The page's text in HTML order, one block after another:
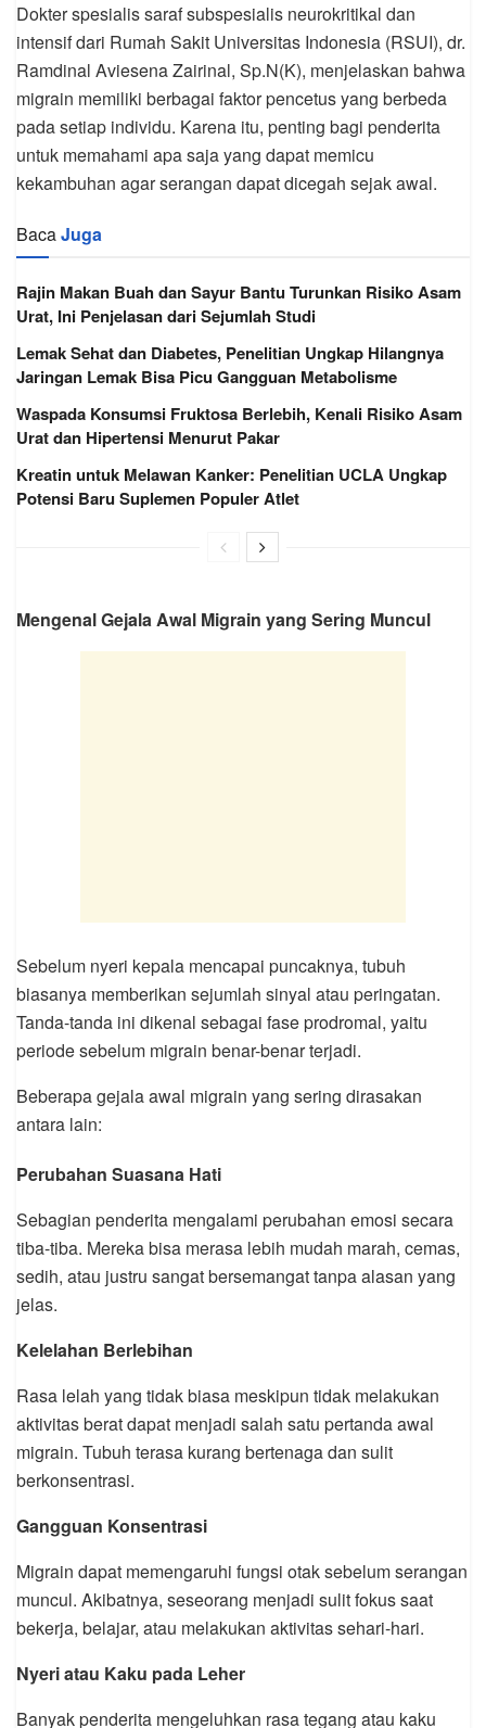
Dokter spesialis saraf subspesialis neurokritikal dan
intensif dari Rumah Sakit Universitas Indonesia (RSUI), dr.
Ramdinal Aviesena Zairinal, Sp.N(K), menjelaskan bahwa
migrain memiliki berbagai faktor pencetus yang berbeda
pada setiap individu. Karena itu, penting bagi penderita
untuk memahami apa saja yang dapat memicu
kekambuhan agar serangan dapat dicegah sejak awal.
BacaJuga
Rajin Makan Buah dan Sayur Bantu Turunkan Risiko Asam
Urat, Ini Penjelasan dari Sejumlah Studi
Lemak Sehat dan Diabetes, Penelitian Ungkap Hilangnya
Jaringan Lemak Bisa Picu Gangguan Metabolisme
Waspada Konsumsi Fruktosa Berlebih, Kenali Risiko Asam
Urat dan Hipertensi Menurut Pakar
Kreatin untuk Melawan Kanker: Penelitian UCLA Ungkap
Potensi Baru Suplemen Populer Atlet
Mengenal Gejala Awal Migrain yang Sering Muncul
Sebelum nyeri kepala mencapai puncaknya, tubuh
biasanya memberikan sejumlah sinyal atau peringatan.
Tanda-tanda ini dikenal sebagai fase prodromal, yaitu
periode sebelum migrain benar-benar terjadi.
Beberapa gejala awal migrain yang sering dirasakan
antara lain:
Perubahan Suasana Hati
Sebagian penderita mengalami perubahan emosi secara
tiba-tiba. Mereka bisa merasa lebih mudah marah, cemas,
sedih, atau justru sangat bersemangat tanpa alasan yang
jelas.
Kelelahan Berlebihan
Rasa lelah yang tidak biasa meskipun tidak melakukan
aktivitas berat dapat menjadi salah satu pertanda awal
migrain. Tubuh terasa kurang bertenaga dan sulit
berkonsentrasi.
Gangguan Konsentrasi
Migrain dapat memengaruhi fungsi otak sebelum serangan
muncul. Akibatnya, seseorang menjadi sulit fokus saat
bekerja, belajar, atau melakukan aktivitas sehari-hari.
Nyeri atau Kaku pada Leher
Banyak penderita mengeluhkan rasa tegang atau kaku